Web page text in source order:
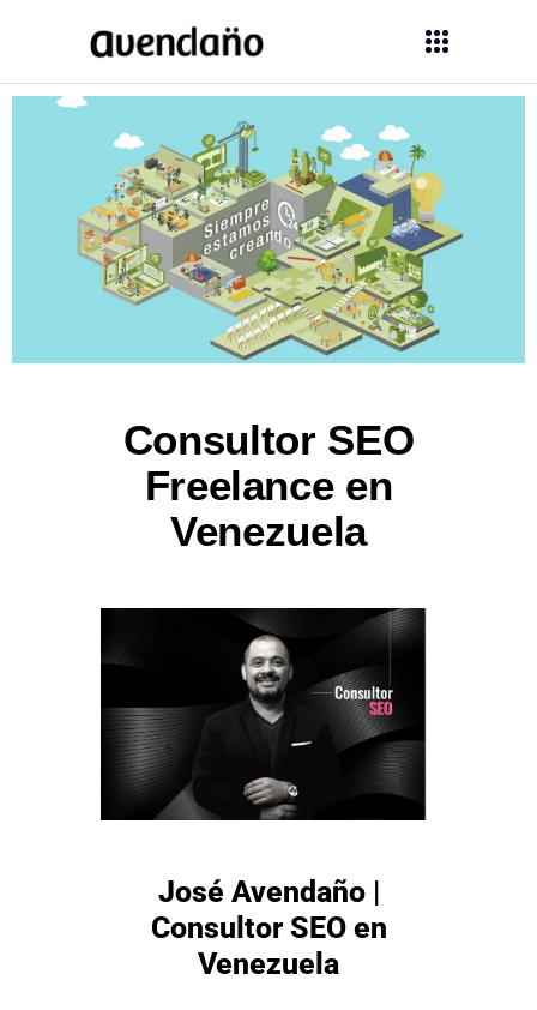
Consultor SEO
Freelance en
Venezuela
José Avendaño |
Consultor SEO en
Venezuela